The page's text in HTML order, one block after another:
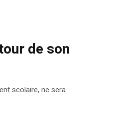
de son
scolaire, ne sera